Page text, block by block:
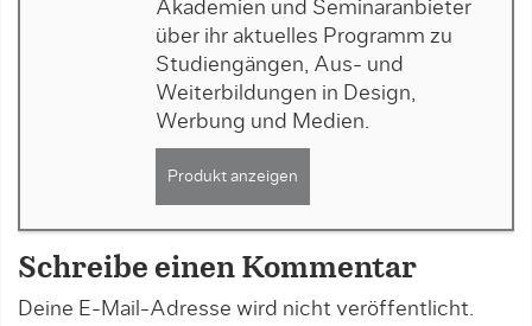
Akademien und Seminaranbieter
über ihr aktuelles Programm zu
Studiengängen, Aus- und
Weiterbildungen in Design,
Werbung und Medien.
Produkt anzeigen
Schreibe einen Kommentar
Deine E-Mail-Adresse wird nicht veröffentlicht.